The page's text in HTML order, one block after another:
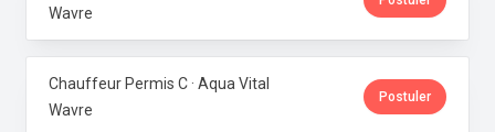
Wavre
Chauffeur Permis C · Aqua Vital
Wavre
Postuler